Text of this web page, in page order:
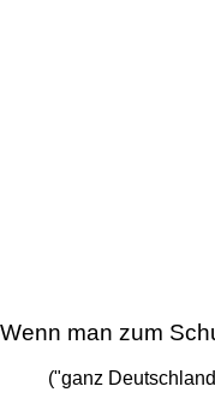
Wenn man zum
("ganz